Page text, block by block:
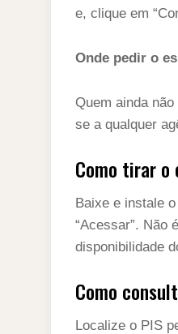
e, clique em
Onde pedir o
Quem ainda
se a qualquer
Como tirar o
Baixe e instale
“Acessar”. Não
disponibilidade
Como
Localize o PIS